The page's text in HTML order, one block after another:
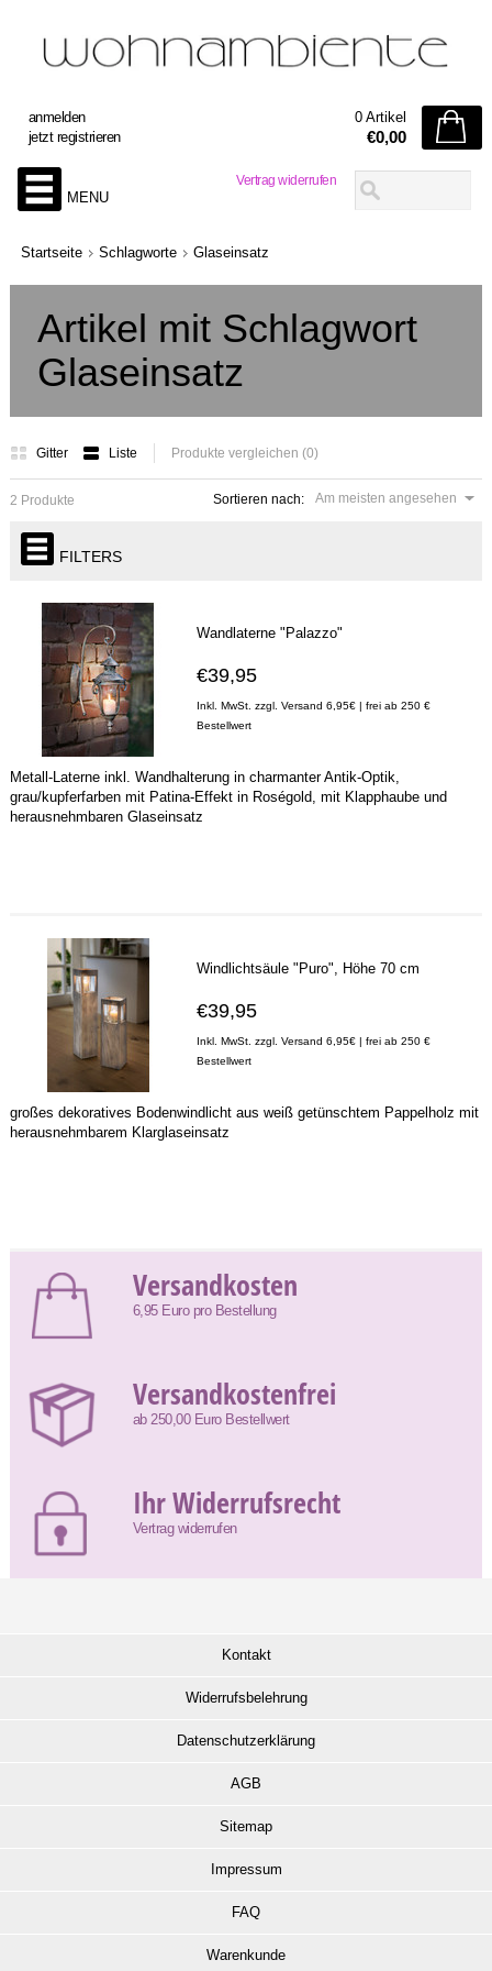
Vertrag widerrufen
anmelden
jetzt registrieren
0 Artikel
€0,00
MENU
Startseite Schlagworte Glaseinsatz
Artikel mit Schlagwort
Glaseinsatz
Gitter Liste Produkte vergleichen (0)
Sortieren nach: Am meisten angesehen
2 Produkte
FILTERS
Wandlaterne "Palazzo"
Metall-Laterne inkl. Wandhalterung in charmanter Antik-Optik,
grau/kupferfarben mit Patina-Effekt in Roségold, mit Klapphaube und
herausnehmbaren Glaseinsatz
€39,95
Inkl. MwSt. zzgl. Versand 6,95€ | frei ab 250 €
Bestellwert
Windlichtsäule "Puro", Höhe 70 cm
großes dekoratives Bodenwindlicht aus weiß getünschtem Pappelholz mit
herausnehmbarem Klarglaseinsatz
€39,95
Inkl. MwSt. zzgl. Versand 6,95€ | frei ab 250 €
Bestellwert
Versandkosten
6,95 Euro pro Bestellung
Versandkostenfrei
ab 250,00 Euro Bestellwert
Ihr Widerrufsrecht
Vertrag widerrufen
Kontakt
Widerrufsbelehrung
Datenschutzerklärung
AGB
Sitemap
Impressum
FAQ
Warenkunde